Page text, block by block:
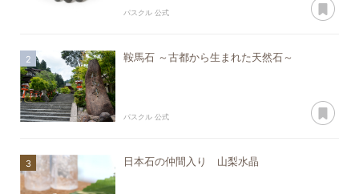
パスクル 公式
鞍馬石 ～古都から生まれた天然石～
パスクル 公式
日本石の仲間入り 山梨水晶